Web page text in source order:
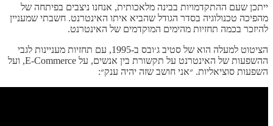
ייתכן שעם ההתקדמויות בבינה מלאכותית, אנחנו ניצבים בפיתחה של
מהפיכה טכנולוגיה בסדר הגודל שהביא איתו האינטרנט. חשבתי שמעניין
להיזכר בכמה תחזיות מהימים המוקדמים של האינטרנט.
הציטוט למעלה הוא של סטיב ג׳ובס ב-1995, עם תחזיות מעניינות לגבי
ההשפעות של האינטרנט על תקשורת בין אנשים, על E-Commerce, ועל
השפעות סוציאליות. ״אני חושב שזה יהיה ענק״: